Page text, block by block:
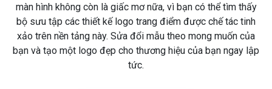
màn hình không còn là giấc mơ nữa, vì bạn có thể tìm thấy
bộ sưu tập các thiết kế logo trang điểm được chế tác tinh
xảo trên nền tảng này. Sửa đổi mẫu theo mong muốn của
bạn và tạo một logo đẹp cho thương hiệu của bạn ngay lập
tức.